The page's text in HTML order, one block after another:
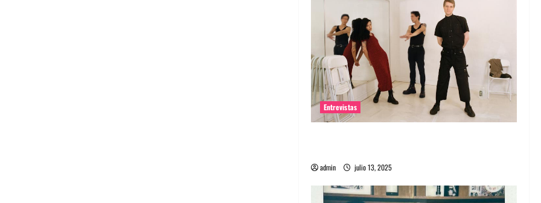
Entrevistas
admin julio 13, 2025